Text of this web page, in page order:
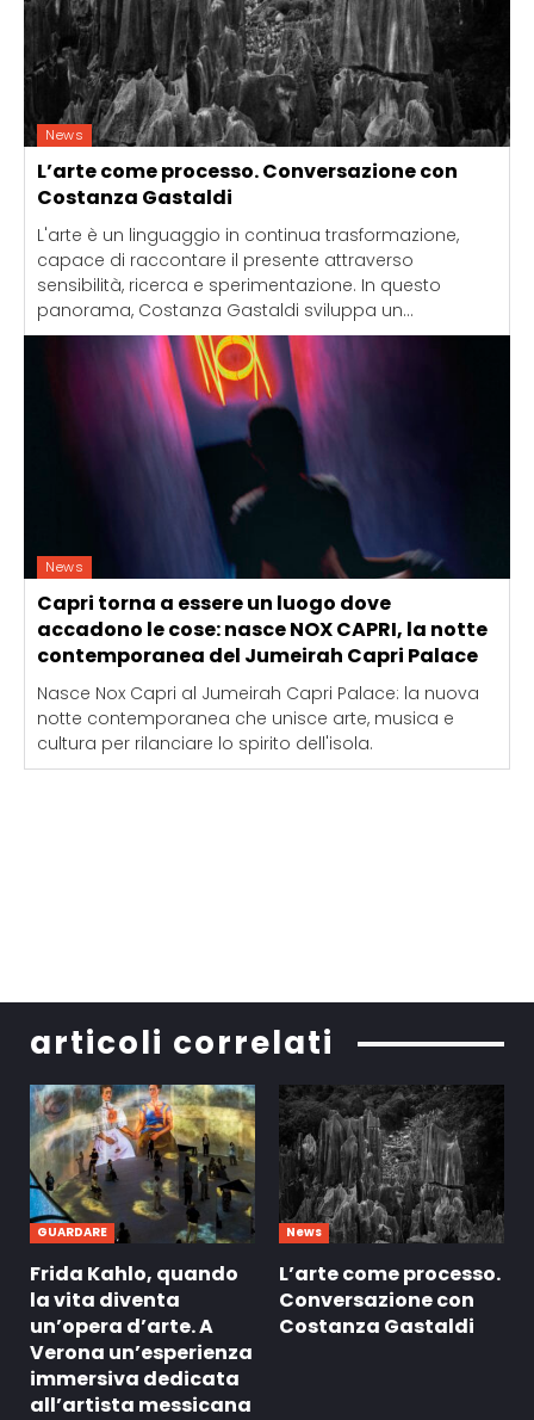
News
L’arte come processo. Conversazione con
Costanza Gastaldi
L'arte è un linguaggio in continua trasformazione,
capace di raccontare il presente attraverso
sensibilità, ricerca e sperimentazione. In questo
panorama, Costanza Gastaldi sviluppa un...
News
Capri torna a essere un luogo dove
accadono le cose: nasce NOX CAPRI, la notte
contemporanea del Jumeirah Capri Palace
Nasce Nox Capri al Jumeirah Capri Palace: la nuova
notte contemporanea che unisce arte, musica e
cultura per rilanciare lo spirito dell'isola.
articoli correlati
GUARDARE
Frida Kahlo, quando
la vita diventa
un’opera d’arte. A
Verona un’esperienza
immersiva dedicata
all’artista messicana
News
L’arte come processo.
Conversazione con
Costanza Gastaldi